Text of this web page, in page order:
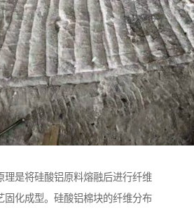
理是将硅酸铝原料熔融后进行纤维
固化成型。硅酸铝棉块的纤维分布